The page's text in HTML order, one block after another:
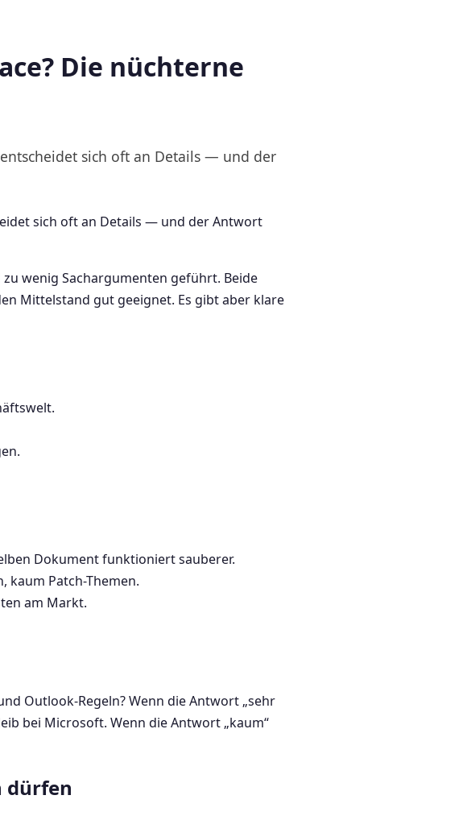
Die nüchterne
sich oft an Details — und der
sich oft an Details — und der Antwort
wenig Sachargumenten geführt. Beide
Mittelstand gut geeignet. Es gibt aber klare
Dokument funktioniert sauberer.
Patch-Themen.
am Markt.
Outlook-Regeln? Wenn die Antwort „sehr
bei Microsoft. Wenn die Antwort „kaum“
dürfen